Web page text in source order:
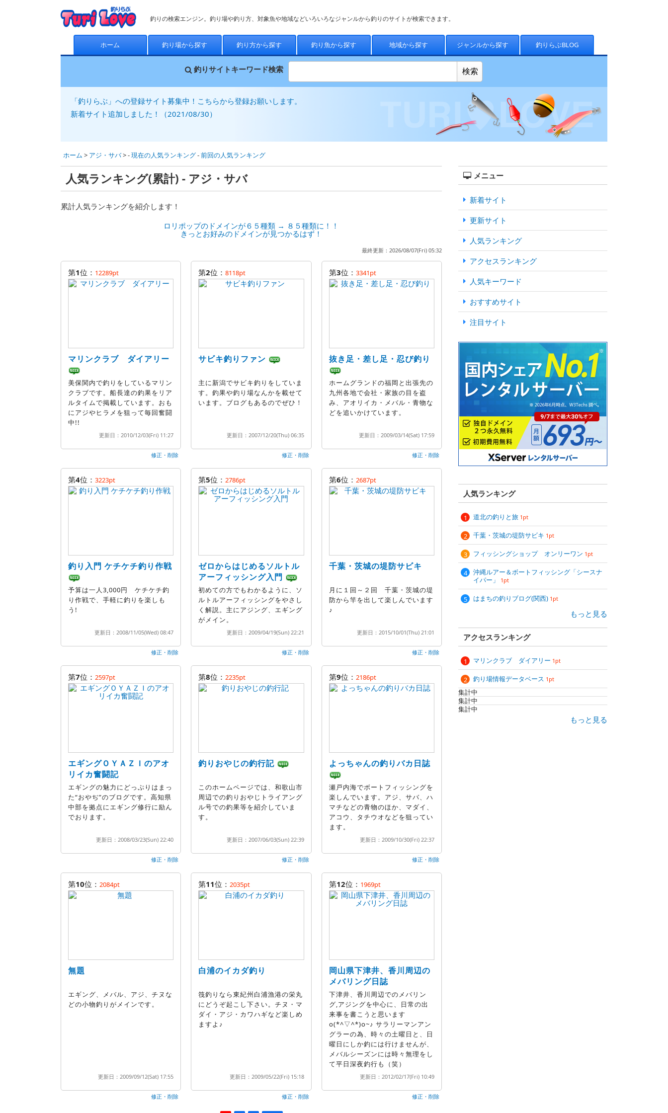
釣りの検索エンジン。釣り場や釣り方、対象魚や地域などいろいろなジャンルから釣りのサイトが検索できます。
ホーム 釣り場から探す 釣り方から探す 釣り魚から探す 地域から探す ジャンルから探す 釣りらぶBLOG
釣りサイトキーワード検索
「釣りらぶ」への登録サイト募集中！こちらから登録お願いします。
新着サイト追加しました！（2021/08/30）
ホーム > アジ・サバ> -現在の人気ランキング-前回の人気ランキング
人気ランキング(累計) - アジ・サバ
累計人気ランキングを紹介します！
ロリポップのドメインが６５種類 → ８５種類に！！
きっとお好みのドメインが見つかるはず！
最終更新：2026/08/07(Fri) 05:32
第1位： 12289pt
マリンクラブ ダイアリー
美保関内で釣りをしているマリン
クラブです。船長達の釣果をリア
ルタイムで掲載しています。おも
にアジやヒラメを狙って毎回奮闘
中!!
更新日：2010/12/03(Fri) 11:27
修正・削除
第2位：8118pt
サビキ釣りファン
主に新潟でサビキ釣りをしていま
す。釣果や釣り場なんかを載せて
います。ブログもあるのでぜひ！
更新日：2007/12/20(Thu) 06:35
修正・削除
第3位： 3341pt
抜き足・差し足・忍び釣り
ホームグランドの福岡と出張先の
九州各地で会社・家族の目を盗
み、アオリイカ・メバル・青物な
どを追いかけています。
更新日：2009/03/14(Sat) 17:59
修正・削除
第4位： 3223pt
釣り入門 ケチケチ釣り作戦
予算は一人3,000円 ケチケチ釣
り作戦で、手軽に釣りを楽しも
う!
更新日：2008/11/05(Wed) 08:47
修正・削除
第5位：2786pt
ゼロからはじめるソルトル
アーフィッシング入門
初めての方でもわかるように、ソ
ルトルアーフィッシングをやさし
く解説。主にアジング、エギング
がメイン。
更新日：2009/04/19(Sun) 22:21
修正・削除
第6位： 2687pt
千葉・茨城の堤防サビキ
月に１回～２回 千葉・茨城の堤
防から竿を出して楽しんでいます
♪
更新日：2015/10/01(Thu) 21:01
修正・削除
第7位： 2597pt
エギングＯＹＡＺＩのアオ
リイカ奮闘記
エギングの魅力にどっぷりはまっ
た“おやぢ”のブログです。高知県
中部を拠点にエギング修行に励ん
でおります。
更新日：2008/03/23(Sun) 22:40
修正・削除
第8位：2235pt
釣りおやじの釣行記
このホームページでは、和歌山市
周辺での釣りおやじトライアング
ル号での釣果等を紹介していま
す。
更新日：2007/06/03(Sun) 22:39
修正・削除
第9位： 2186pt
よっちゃんの釣りバカ日誌
瀬戸内海でボートフィッシングを
楽しんでいます。アジ、サバ、ハ
マチなどの青物のほか、マダイ、
アコウ、タチウオなどを狙ってい
ます。
更新日：2009/10/30(Fri) 22:37
修正・削除
第10位： 2084pt
無題
エギング、メバル、アジ、チヌな
どの小物釣りがメインです。
更新日：2009/09/12(Sat) 17:55
修正・削除
第11位：2035pt
白浦のイカダ釣り
筏釣りなら東紀州白浦漁港の栄丸
にどうぞ起こし下さい。チヌ・マ
ダイ・アジ・カワハギなど楽しめ
ますよ♪
更新日：2009/05/22(Fri) 15:18
修正・削除
第12位： 1969pt
岡山県下津井、香川周辺の
メバリング日誌
下津井、香川周辺でのメバリン
グ,アジングを中心に、日常の出
来事を書こうと思います
o(*^▽^*)o~♪ サラリーマンアン
グラーの為、時々の土曜日と、日
曜日にしか釣には行けませんが、
メバルシーズンには時々無理をし
て平日深夜釣行も（笑）
更新日：2012/02/17(Fri) 10:49
修正・削除
メニュー
新着サイト
更新サイト
人気ランキング
アクセスランキング
人気キーワード
おすすめサイト
注目サイト
人気ランキング
道北の釣りと旅 1pt
千葉・茨城の堤防サビキ 1pt
フィッシングショップ オンリーワン 1pt
沖縄ルアー＆ボートフィッシング「シースナ
イパー」
1pt
はまちの釣りブログ(関西) 1pt
もっと見る
アクセスランキング
マリンクラブ ダイアリー 1pt
釣り場情報データベース 1pt
集計中
集計中
集計中
もっと見る